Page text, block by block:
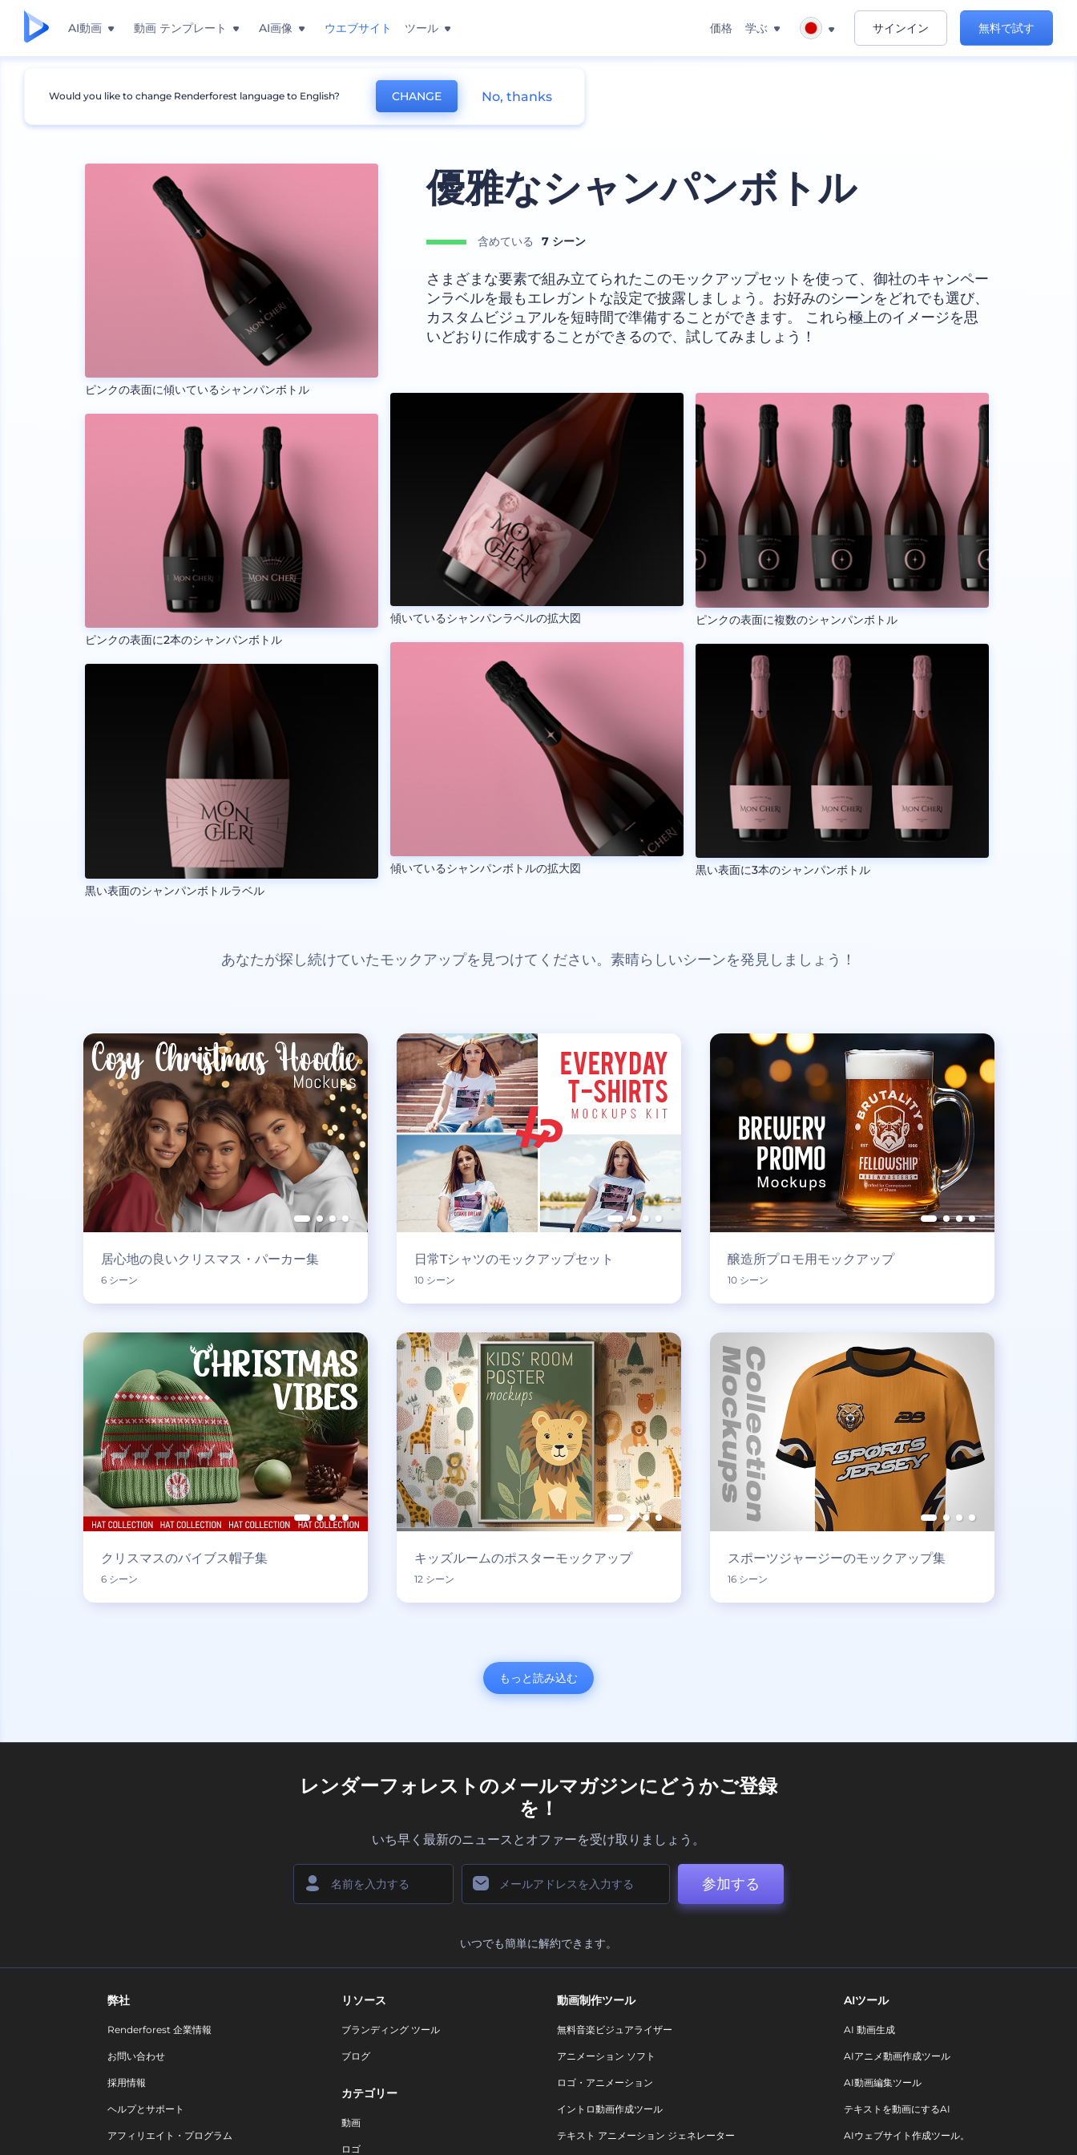
AI動画 動画 テンプレート AI画像 ウエブサイト ツール 価格 学ぶ サインイン 無料で試す
モックアップ 包装 ボトルモックアップ
ピンクの表面に傾いているシャンパンボトル
ピンクの表面に2本のシャンパンボトル
黒い表面のシャンパンボトルラベル
優雅なシャンパンボトル
含めている 7 シーン
さまざまな要素で組み立てられたこのモックアップセットを使って、御社のキャンペー
ンラベルを最もエレガントな設定で披露しましょう。お好みのシーンをどれでも選び、
カスタムビジュアルを短時間で準備することができます。 これら極上のイメージを思
いどおりに作成することができるので、試してみましょう！
傾いているシャンパンラベルの拡大図
傾いているシャンパンボトルの拡大図
ピンクの表面に複数のシャンパンボトル
黒い表面に3本のシャンパンボトル
あなたが探し続けていたモックアップを見つけてください。素晴らしいシーンを発見しましょう！
居心地の良いクリスマス・パーカー集
6 シーン
日常Tシャツのモックアップセット
10 シーン
醸造所プロモ用モックアップ
10 シーン
クリスマスのバイブス帽子集
6 シーン
キッズルームのポスターモックアップ
12 シーン
スポーツジャージーのモックアップ集
16 シーン
もっと読み込む
レンダーフォレストのメールマガジンにどうかご登録
を！
いち早く最新のニュースとオファーを受け取りましょう。
参加する
いつでも簡単に解約できます。
弊社
Renderforest 企業情報
お問い合わせ
採用情報
ヘルプとサポート
アフィリエイト・プログラム
リソース
ブランディング ツール
ブログ
カテゴリー
動画
ロゴ
動画制作ツール
無料音楽ビジュアライザー
アニメーション ソフト
ロゴ・アニメーション
イントロ動画作成ツール
テキスト アニメーション ジェネレーター
AIツール
AI 動画生成
AIアニメ動画作成ツール
AI動画編集ツール
テキストを動画にするAI
AIウェブサイト作成ツール。
Would you like to change Renderforest language to English? CHANGE No, thanks